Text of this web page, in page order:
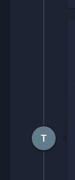
T